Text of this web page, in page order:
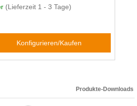
(Lieferzeit 1 - 3 Tage)
Konfigurieren/Kaufen
Produkte-Downloads